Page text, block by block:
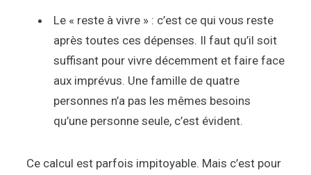
Le « reste à vivre » : c’est ce qui vous reste
après toutes ces dépenses. Il faut qu’il soit
suffisant pour vivre décemment et faire face
aux imprévus. Une famille de quatre
personnes n’a pas les mêmes besoins
qu’une personne seule, c’est évident.
Ce calcul est parfois impitoyable. Mais c’est pour